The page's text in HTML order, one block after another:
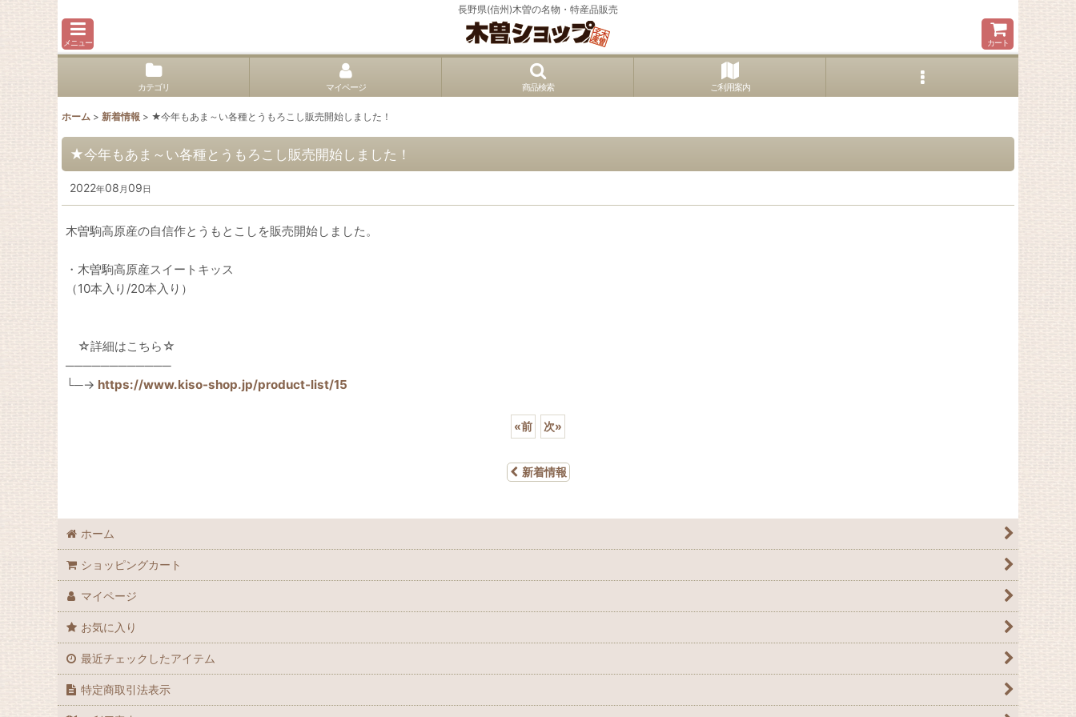
長野県(信州)木曽の名物・特産品販売
メニュー カート
カテゴリ マイページ 商品検索 ご利用案内
ホーム > 新着情報 > ★今年もあま～い各種とうもろこし販売開始しました！
★今年もあま～い各種とうもろこし販売開始しました！
2022年08 月 09日
木曽駒高原産の自信作とうもとこしを販売開始しました。
・木曽駒高原産スイートキッス
（10本入り/20本入り）
☆詳細はこちら☆
────────────
└─→ https://www.kiso-shop.jp/product-list/15
«前 次»
新着情報
ホーム
ショッピングカート
マイページ
お気に入り
最近チェックしたアイテム
特定商取引法表示